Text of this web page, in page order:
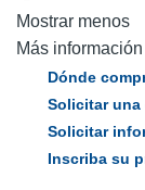
Mostrar menos
Más información
Dónde
Solicitar una
Solicitar
Inscriba su